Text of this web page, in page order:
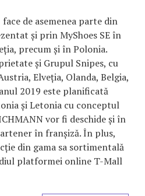
de asemenea parte din
și prin MyShoes SE în
precum și în Polonia.
și Grupul Snipes, cu
Elveția, Olanda, Belgia,
2019 este planificată
și Letonia cu conceptul
vor fi deschide și în
în franșiză. În plus,
din gama sa sortimentală
platformei online T-Mall